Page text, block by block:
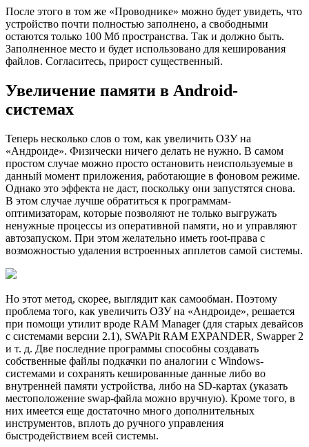
После этого в том же «Проводнике» можно будет увидеть, что
устройство почти полностью заполнено, а свободными
остаются только 100 Мб пространства. Так и должно быть.
Заполненное место и будет использовано для кеширования
файлов. Согласитесь, прирост существенный.
Увеличение памяти в Android-
системах
Теперь несколько слов о том, как увеличить ОЗУ на
«Андроиде». Физически ничего делать не нужно. В самом
простом случае можно просто остановить неиспользуемые в
данный момент приложения, работающие в фоновом режиме.
Однако это эффекта не даст, поскольку они запустятся снова.
В этом случае лучше обратиться к программам-
оптимизаторам, которые позволяют не только выгружать
ненужные процессы из оперативной памяти, но и управляют
автозапуском. При этом желательно иметь root-права с
возможностью удаления встроенных апплетов самой системы.
Но этот метод, скорее, выглядит как самообман. Поэтому
проблема того, как увеличить ОЗУ на «Андроиде», решается
при помощи утилит вроде RAM Manager (для старых девайсов
с системами версии 2.1), SWAPit RAM EXPANDER, Swapper 2
и т. д. Две последние программы способны создавать
собственные файлы подкачки по аналогии с Windows-
системами и сохранять кешированные данные либо во
внутренней памяти устройства, либо на SD-картах (указать
местоположение swap-файла можно вручную). Кроме того, в
них имеется еще достаточно много дополнительных
инструментов, вплоть до ручного управления
быстродействием всей системы.